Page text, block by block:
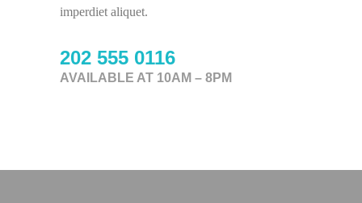
imperdiet aliquet.
202 555 0116
AVAILABLE AT 10AM – 8PM